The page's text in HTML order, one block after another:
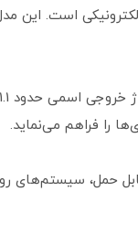
را فراهم می‌نماید.